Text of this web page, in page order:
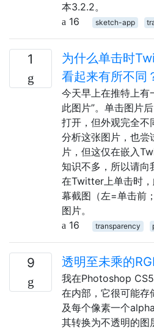
本3.2.2。
16
sketch-app
1
为什么单击时
看起来有所不同
今天早上在推特上有
此图片”。单击图片
打开，但外观完全不
分析这张图片，也
片，但这仅在嵌入
知识不多，所以请向
在Twitter上单击时
幕截图（左=单击前
图片。
16
transparency
9 透明至未乘的
我在Photoshop CS5
在内部，它很可能存
及每个像素一个
其转换为不透明的图